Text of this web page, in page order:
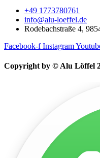
+49 1773780761
info@alu-loeffel.de
Rodebachstraße 4,
Facebook-f Instagram
Copyright by © Alu Löffel